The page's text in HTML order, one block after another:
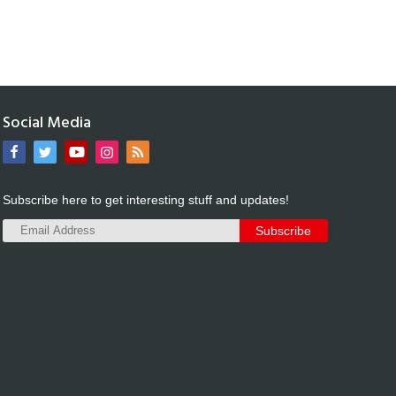
Social Media
Subscribe here to get interesting stuff and updates!